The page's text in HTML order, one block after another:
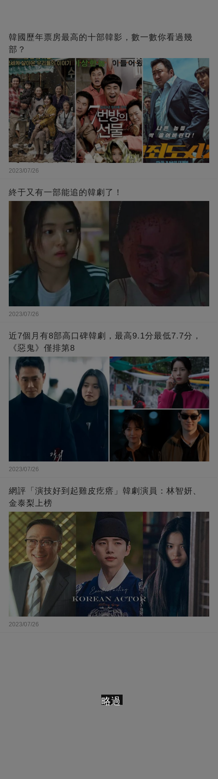
韓國歷年票房最高的十部韓影，數一數你看過幾
部？
2023/07/26
終于又有一部能追的韓劇了！
2023/07/26
近7個月有8部高口碑韓劇，最高9.1分最低7.7分，
《惡鬼》僅排第8
2023/07/26
網評「演技好到起雞皮疙瘩」韓劇演員：林智妍、
金泰梨上榜
2023/07/26
略過